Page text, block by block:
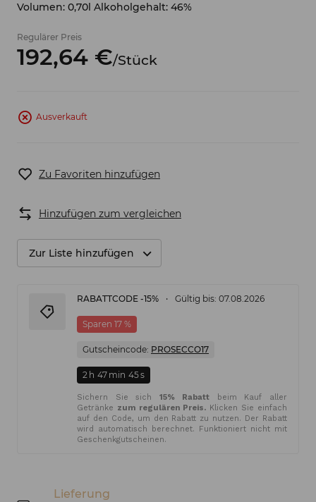
Volumen: 0,70l Alkoholgehalt: 46%
Regulärer Preis
192,64 €/Stück
Ausverkauft
Zu Favoriten hinzufügen
Hinzufügen zum vergleichen
Zur Liste hinzufügen
RABATTCODE -15% Gültig bis: 07.08.2026
Sparen 17 %
Gutscheincode: PROSECCO17
2 h 47 min 45s
Sichern Sie sich15% Rabattbeim Kauf aller
Getränke zum regulären Preis. Klicken Sie einfach
auf den Code, um den Rabatt zu nutzen. Der Rabatt
wird automatisch berechnet. Funktioniert nicht mit
Geschenkgutscheinen.
Lieferung